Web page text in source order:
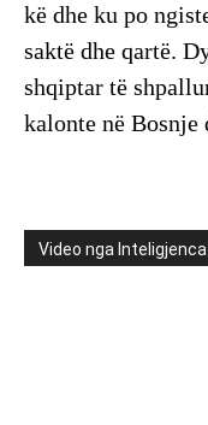
kë dhe ku po
saktë dhe qartë.
shqiptar të
kalonte në Bosnje
Video nga